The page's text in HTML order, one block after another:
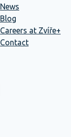
News
Blog
Careers at Zvíře+
Contact